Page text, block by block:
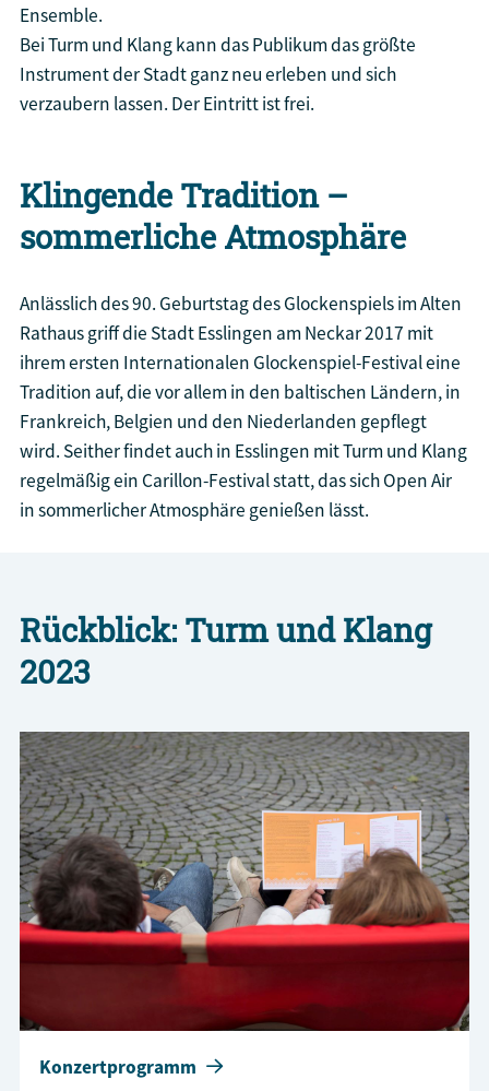
Ensemble.
Bei Turm und Klang kann das Publikum das größte
Instrument der Stadt ganz neu erleben und sich
verzaubern lassen. Der Eintritt ist frei.
Klingende Tradition –
sommerliche Atmosphäre
Anlässlich des 90. Geburtstag des Glockenspiels im Alten
Rathaus griff die Stadt Esslingen am Neckar 2017 mit
ihrem ersten Internationalen Glockenspiel-Festival eine
Tradition auf, die vor allem in den baltischen Ländern, in
Frankreich, Belgien und den Niederlanden gepflegt
wird. Seither findet auch in Esslingen mit Turm und Klang
regelmäßig ein Carillon-Festival statt, das sich Open Air
in sommerlicher Atmosphäre genießen lässt.
Rückblick: Turm und Klang
2023
Konzertprogramm